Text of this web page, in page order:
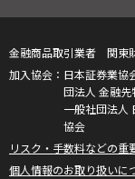
金融商品取引業者 関東
日本証券業協
団法人 金融先
一般社団法人
協会
リスク・手数料などの重
個人情報のお取り扱いに